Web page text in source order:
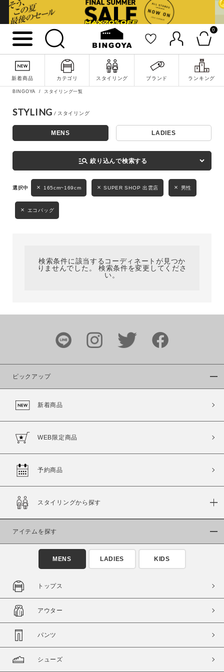
0
新着商品 カテゴリ スタイリング ブランド ランキング
詳細検索
キーワード
性別
MENS LADIES KIDS
ブランド
カラー
商品タイプ
通常商品
セール価格 WEB限定
在庫
在庫あり
BINGOYA スタイリング一覧
STYLING
MENS LADIES
manage_search 絞り込んで検索する
165cm~169cm SUPER SHOP 出雲店 男性
エコバッグ
検索条件に該当するコーディネートが見つか
りませんでした。 検索条件を変更してくださ
い。
ピックアップ
新着商品
WEB限定商品
予約商品
スタイリングから探す
アイテムを探す
MENS LADIES KIDS
トップス
アウター
パンツ
シューズ